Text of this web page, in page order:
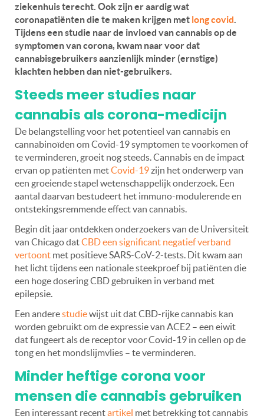
ziekenhuis terecht. Ook zijn er aardig wat
coronapatiënten die te maken krijgen met long covid.
Tijdens een studie naar de invloed van cannabis op de
symptomen van corona, kwam naar voor dat
cannabisgebruikers aanzienlijk minder (ernstige)
klachten hebben dan niet-gebruikers.
Steeds meer studies naar
cannabis als corona-medicijn
De belangstelling voor het potentieel van cannabis en
cannabinoïden om Covid-19 symptomen te voorkomen of
te verminderen, groeit nog steeds. Cannabis en de impact
ervan op patiënten metCovid-19zijn het onderwerp van
een groeiende stapel wetenschappelijk onderzoek. Een
aantal daarvan bestudeert het immuno-modulerende en
ontstekingsremmende effect van cannabis.
Begin dit jaar ontdekken onderzoekers van de Universiteit
van Chicago datCBD een significant negatief verband
vertoont met positieve SARS-CoV-2-tests. Dit kwam aan
het licht tijdens een nationale steekproef bij patiënten die
een hoge dosering CBD gebruiken in verband met
epilepsie.
Een anderestudiewijst uit dat CBD-rijke cannabis kan
worden gebruikt om de expressie van ACE2 – een eiwit
dat fungeert als de receptor voor Covid-19 in cellen op de
tong en het mondslijmvlies – te verminderen.
Minder heftige corona voor
mensen die cannabis gebruiken
Een interessant recentartikel met betrekking tot cannabis